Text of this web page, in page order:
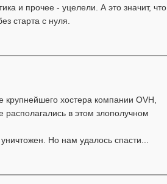
и прочее - уцелели. А это значит, что
старта с нуля.
хостера компании OVH,
в этом злополучном
Но нам удалось спасти...